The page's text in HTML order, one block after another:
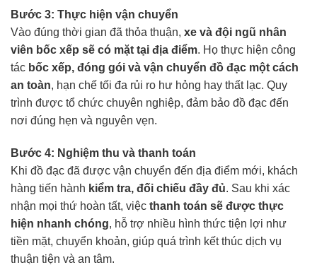
Bước 3: Thực hiện vận chuyển
Vào đúng thời gian đã thỏa thuận, xe và đội ngũ nhân
viên bốc xếp sẽ có mặt tại địa điểm. Họ thực hiện công
tác bốc xếp, đóng gói và vận chuyển đồ đạc một cách
an toàn, hạn chế tối đa rủi ro hư hỏng hay thất lạc. Quy
trình được tổ chức chuyên nghiệp, đảm bảo đồ đạc đến
nơi đúng hẹn và nguyên vẹn.
Bước 4: Nghiệm thu và thanh toán
Khi đồ đạc đã được vận chuyển đến địa điểm mới, khách
hàng tiến hành kiểm tra, đối chiếu đầy đủ. Sau khi xác
nhận mọi thứ hoàn tất, việc thanh toán sẽ được thực
hiện nhanh chóng, hỗ trợ nhiều hình thức tiện lợi như
tiền mặt, chuyển khoản, giúp quá trình kết thúc dịch vụ
thuận tiện và an tâm.